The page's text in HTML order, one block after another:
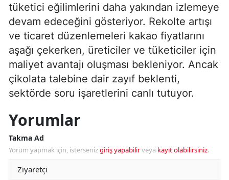
tüketici eğilimlerini daha yakından izlemeye
devam edeceğini gösteriyor. Rekolte artışı
ve ticaret düzenlemeleri kakao fiyatlarını
aşağı çekerken, üreticiler ve tüketiciler için
maliyet avantajı oluşması bekleniyor. Ancak
çikolata talebine dair zayıf beklenti,
sektörde soru işaretlerini canlı tutuyor.
Yorumlar
Takma Ad
Yorum yapmak için, istersenizgiriş yapabilirveya kayıt olabilirsiniz.